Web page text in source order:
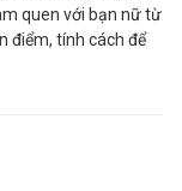
quen với bạn nữ từ
điểm, tính cách để